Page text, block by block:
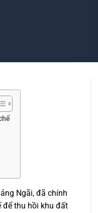
Ngãi, đã chính
để thu hồi khu đất